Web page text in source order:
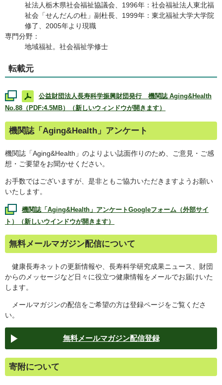
祉法人栃木県社会福祉協議会、1996年：社会福祉法人東北福
祉会「せんだんの杜」副杜長、1999年：東北福祉大学大学院
修了、2005年より現職
専門分野：
地域福祉。社会福祉学修士
転載元
公益財団法人長寿科学振興財団発行 機関誌 Aging&Health
No.88（PDF:4.5MB）（新しいウィンドウが開きます）
機関誌「 Aging&Health 」アンケート
機関誌「Aging&Health 」のよりよい誌面作りのため、ご意見・ご感
想・ご要望をお聞かせください。
お手数ではございますが、是非ともご協力いただきますようお願い
いたします。
機関誌「 Aging&Health 」アンケートGoogleフォーム（外部サイ
ト）（新しいウインドウが開きます）
無料メールマガジン配信について
健康長寿ネットの更新情報や、長寿科学研究成果ニュース、財団
からのメッセージなど日々に役立つ健康情報をメールでお届けいた
します。
メールマガジンの配信をご希望の方は登録ページをご覧くださ
い。
無料メールマガジン配信登録
寄附について